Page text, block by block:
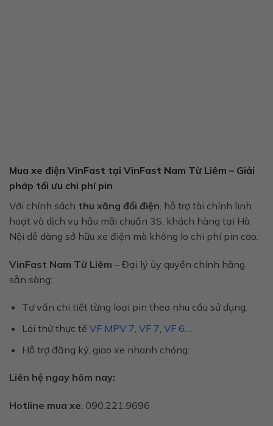
Mua xe điện VinFast tại VinFast Nam Từ Liêm – Giải
pháp tối ưu chi phí pin
Với chính sách thu xăng đổi điện , hỗ trợ tài chính linh
hoạt và dịch vụ hậu mãi chuẩn 3S, khách hàng tại Hà
Nội dễ dàng sở hữu xe điện mà không lo chi phí pin cao.
VinFast Nam Từ Liêm – Đại lý ủy quyền chính hãng
sẵn sàng:
Tư vấn chi tiết từng loại pin theo nhu cầu sử dụng.
Lái thử thực tế VF MPV 7 VF 7 VF 6
Hỗ trợ đăng ký, giao xe nhanh chóng.
Liên hệ ngay hôm nay:
Hotline mua xe: 090.221.9696